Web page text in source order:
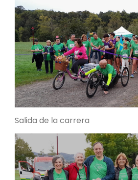
Salida de la carrera